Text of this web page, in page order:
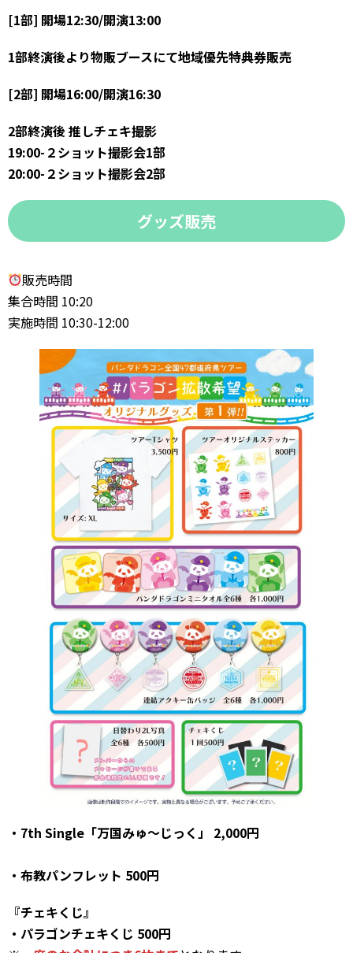
[1部] 開場12:30/開演13:00
1部終演後より物販ブースにて地域優先特典券販売
[2部] 開場16:00/開演16:30
2部終演後 推しチェキ撮影
19:00-２ショット撮影会1部
20:00-２ショット撮影会2部
グッズ販売
販売時間
集合時間 10:20
実施時間 10:30-12:00
・7th Single「万国みゅ～じっく」 2,000円
・布教パンフレット 500円
『チェキくじ』
・パラゴンチェキくじ 500円